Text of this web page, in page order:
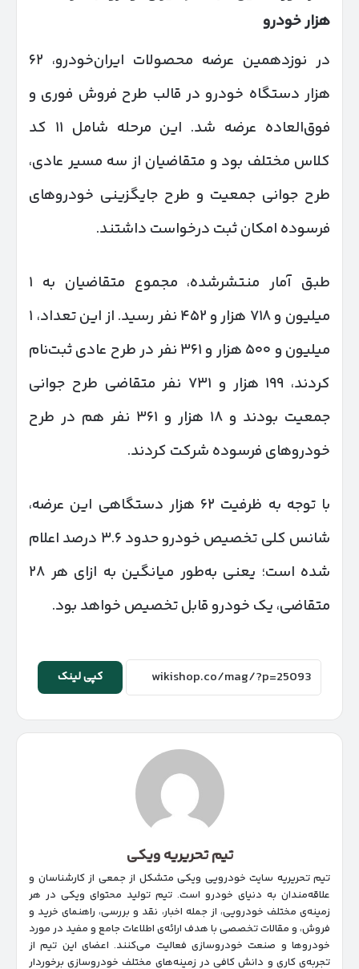
هزار خودرو
در نوزدهمین عرضه محصولات ایران‌خودرو، ۶۲
هزار دستگاه خودرو در قالب طرح فروش فوری و
فوق‌العاده عرضه شد. این مرحله شامل ۱۱ کد
کلاس مختلف بود و متقاضیان از سه مسیر عادی،
طرح جوانی جمعیت و طرح جایگزینی خودروهای
فرسوده امکان ثبت درخواست داشتند.
طبق آمار منتشرشده، مجموع متقاضیان به ۱
میلیون و ۷۱۸ هزار و ۴۵۲ نفر رسید. از این تعداد، ۱
میلیون و ۵۰۰ هزار و ۳۶۱ نفر در طرح عادی ثبت‌نام
کردند، ۱۹۹ هزار و ۷۳۱ نفر متقاضی طرح جوانی
جمعیت بودند و ۱۸ هزار و ۳۶۱ نفر هم در طرح
خودروهای فرسوده شرکت کردند.
با توجه به ظرفیت ۶۲ هزار دستگاهی این عرضه،
شانس کلی تخصیص خودرو حدود ۳.۶ درصد اعلام
شده است؛ یعنی به‌طور میانگین به ازای هر ۲۸
متقاضی، یک خودرو قابل تخصیص خواهد بود.
کپی لینک
تیم تحریریه ویکی
تیم تحریریه سایت خودرویی ویکی متشکل از جمعی از کارشناسان و
علاقه‌مندان به دنیای خودرو است. تیم تولید محتوای ویکی در هر
زمینه‌‌ی مختلف خودرویی، از جمله اخبار، نقد و بررسی، راهنمای خرید و
فروش، و مقالات تخصصی با هدف ارائه‌ی اطلاعات جامع و مفید در مورد
خودروها و صنعت خودروسازی فعالیت می‌کنند. اعضای این تیم از
تجربه‌ی کاری و دانش کافی در زمینه‌های مختلف خودروسازی برخوردار